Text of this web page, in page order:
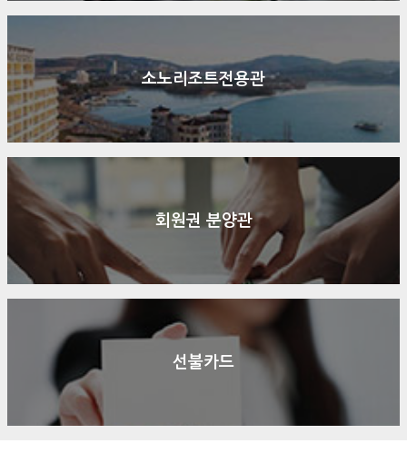
소노리조트전용관
회원권 분양관
선불카드